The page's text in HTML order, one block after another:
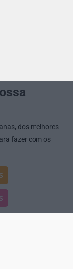
dos melhores
fazer com os